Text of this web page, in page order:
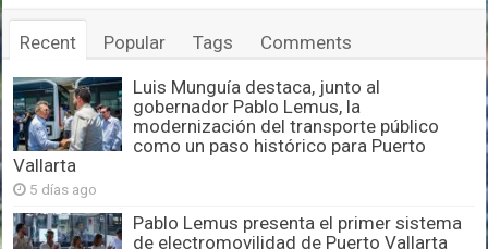
Recent Popular Tags Comments
Luis Munguía destaca, junto al
gobernador Pablo Lemus, la
modernización del transporte público
como un paso histórico para Puerto
Vallarta
5 días ago
Pablo Lemus presenta el primer sistema
de electromovilidad de Puerto Vallarta